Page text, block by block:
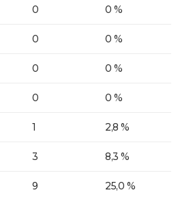
0 0 %
0 0 %
0 0 %
0 0 %
1 2,8 %
3 8,3 %
9 25,0 %